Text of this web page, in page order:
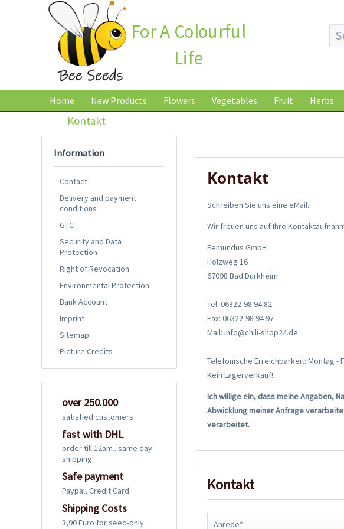
For A Colourful
Life
Home New Products Flowers Vegetables Fruit Herbs
Kontakt
Information
Contact
Delivery and payment
conditions
GTC
Security and Data
Protection
Right of Revocation
Environmental Protection
Bank Account
Imprint
Sitemap
Picture Credits
over 250.000
satisfied customers
fast with DHL
order till 12am...same day
shipping
Safe payment
Paypal, Credit Card
Shipping Costs
3,90 Euro for seed-only
Kontakt
Schreiben Sie uns eine eMail.
Wir freuen uns auf Ihre
Femundus GmbH
Holzweg 16
67098 Bad Dürkheim
Tel: 06322-98 94 82
Fax: 06322-98 94 97
Mail: info@chili-shop24.de
Telefonische Erreichbarkeit: Montag -
Kein Lagerverkauf!
Ich willige ein, dass meine Angaben,
Abwicklung meiner Anfrage
verarbeitet.
Kontakt